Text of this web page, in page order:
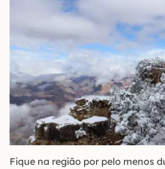
Fique na região por pelo menos